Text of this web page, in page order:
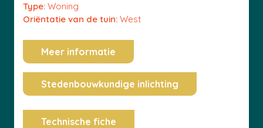
Type: Woning
Oriëntatie van de tuin: West
Meer informatie
Stedenbouwkundige inlichting
Technische fiche